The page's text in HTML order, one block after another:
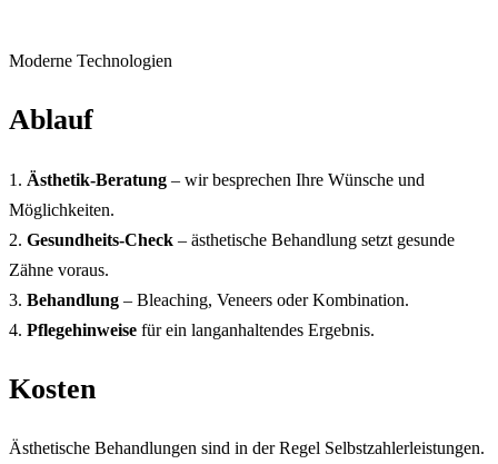
Moderne Technologien
Ablauf
1. Ästhetik-Beratung – wir besprechen Ihre Wünsche und
Möglichkeiten.
2. Gesundheits-Check – ästhetische Behandlung setzt gesunde
Zähne voraus.
3. Behandlung – Bleaching, Veneers oder Kombination.
4. Pflegehinweise für ein langanhaltendes Ergebnis.
Kosten
Ästhetische Behandlungen sind in der Regel Selbstzahlerleistungen.